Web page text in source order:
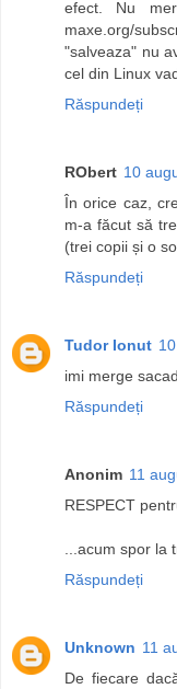
efect. Nu
maxe.org/
"salveaza" nu
cel din Linux
Răspundeți
RObert 10
În orice caz,
m-a făcut să
(trei copii și o
Răspundeți
Tudor Ionut
imi merge
Răspundeți
Anonim 11
RESPECT
...acum spor
Răspundeți
Unknown 11
De fiecare